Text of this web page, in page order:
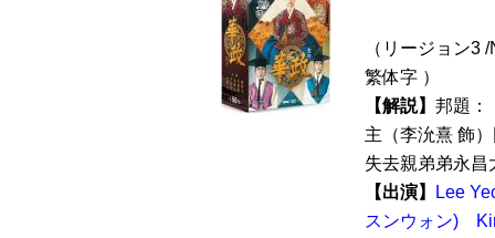
（リージョン3
繁体字 ）
【解説】 邦題：
主（李沇熹 飾
失去親弟弟永昌
【出演】
Lee
スンウォン)